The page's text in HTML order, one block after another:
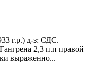
г.р.) д-з: СДС.
2,3 п.п правой
выраженно...